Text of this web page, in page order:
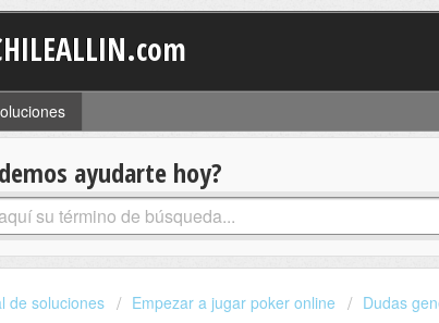
ayudarte hoy?
de soluciones Empezar a jugar poker online Dudas